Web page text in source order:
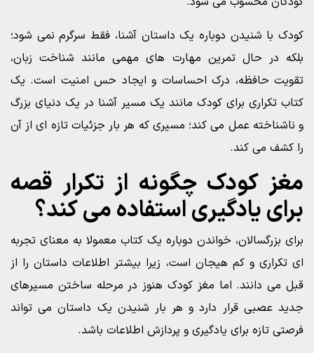
کودک با شنیدن دوباره یک داستان آشنا، فقط سرگرم نمی شود؛
بلکه در حال تمرین مهارت های مهمی مانند شناخت زبان،
تقویت حافظه، درک احساسات و ایجاد حس امنیت است. یک
کتاب تکراری برای کودک مانند یک مسیر آشنا در یک دنیای بزرگ
و ناشناخته عمل می کند؛ مسیری که هر بار جزئیات تازه ای از آن
را کشف می کند.
مغز کودک چگونه از تکرار قصه
برای یادگیری استفاده می کند؟
برای بزرگسالان، خواندن دوباره یک کتاب معمولا به معنای تجربه
ای تکراری و کم هیجان است، زیرا بیشتر اطلاعات داستان را از
قبل می دانند. اما مغز کودک هنوز در مرحله ساختن مسیرهای
جدید عصبی قرار دارد و هر بار شنیدن یک داستان می تواند
فرصتی تازه برای یادگیری و پردازش اطلاعات باشد.